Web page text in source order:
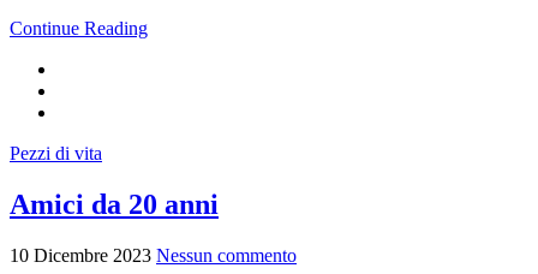
Continue Reading
Pezzi di vita
Amici da 20 anni
10 Dicembre 2023 Nessun commento